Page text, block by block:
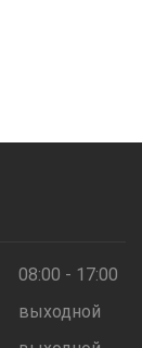
08:00 - 17:00
выходной